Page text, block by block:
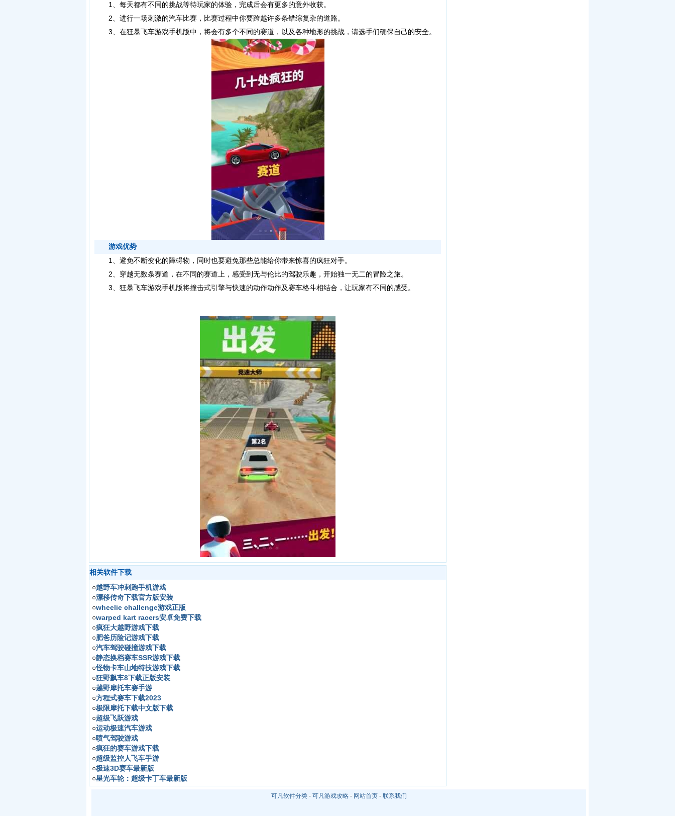
1、每天都有不同的挑战等待玩家的体验，完成后会有更多的意外收获。
2、进行一场刺激的汽车比赛，比赛过程中你要跨越许多条错综复杂的道路。
3、在狂暴飞车游戏手机版中，将会有多个不同的赛道，以及各种地形的挑战，请选手们确保自己的安全。
游戏优势
1、避免不断变化的障碍物，同时也要避免那些总能给你带来惊喜的疯狂对手。
2、穿越无数条赛道，在不同的赛道上，感受到无与伦比的驾驶乐趣，开始独一无二的冒险之旅。
3、狂暴飞车游戏手机版将撞击式引擎与快速的动作动作及赛车格斗相结合，让玩家有不同的感受。
相关软件下载
○越野车冲刺跑手机游戏
○漂移传奇下载官方版安装
○wheelie challenge游戏正版
○warped kart racers安卓免费下载
○疯狂大越野游戏下载
○肥爸历险记游戏下载
○汽车驾驶碰撞游戏下载
○静态换档赛车SSR游戏下载
○怪物卡车山地特技游戏下载
○狂野飙车8下载正版安装
○越野摩托车赛手游
○方程式赛车下载2023
○极限摩托下载中文版下载
○超级飞跃游戏
○运动极速汽车游戏
○喷气驾驶游戏
○疯狂的赛车游戏下载
○超级监控人飞车手游
○极速3D赛车最新版
○星光车轮：超级卡丁车最新版
可凡软件分类- 可凡游戏攻略- 网站首页- 联系我们